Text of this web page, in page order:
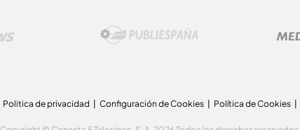
Politica de privacidad Configuración de Cookies Política de Cookies